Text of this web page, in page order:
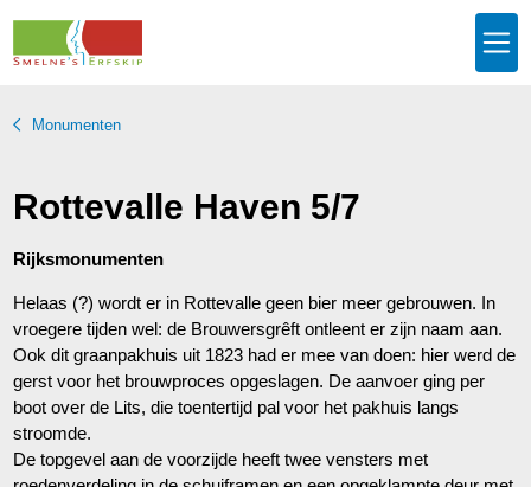
Monumenten
Rottevalle Haven 5/7
Rijksmonumenten
Helaas (?) wordt er in Rottevalle geen bier meer gebrouwen. In
vroegere tijden wel: de Brouwersgrêft ontleent er zijn naam aan.
Ook dit graanpakhuis uit 1823 had er mee van doen: hier werd de
gerst voor het brouwproces opgeslagen. De aanvoer ging per
boot over de Lits, die toentertijd pal voor het pakhuis langs
stroomde.
De topgevel aan de voorzijde heeft twee vensters met